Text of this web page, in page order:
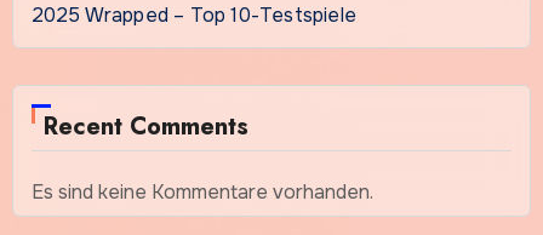
2025 Wrapped – Top 10-Testspiele
Recent Comments
Es sind keine Kommentare vorhanden.